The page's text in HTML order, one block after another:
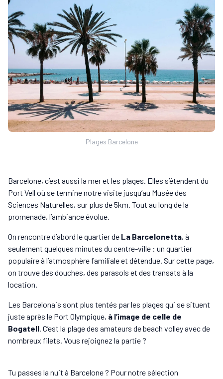
Plages Barcelone
Barcelone, c’est aussi la mer et les plages. Elles s’étendent du
Port Vell où se termine notre visite jusqu’au Musée des
Sciences Naturelles, sur plus de 5km. Tout au long de la
promenade, l’ambiance évolue.
On rencontre d’abord le quartier de La Barcelonetta, à
seulement quelques minutes du centre-ville : un quartier
populaire à l’atmosphère familiale et détendue. Sur cette page,
on trouve des douches, des parasols et des transats à la
location.
Les Barcelonais sont plus tentés par les plages qui se situent
juste après le Port Olympique, à l’image de celle de
Bogatell. C’est la plage des amateurs de beach volley avec de
nombreux filets. Vous rejoignez la partie ?
Tu passes la nuit à Barcelone ? Pour notre sélection